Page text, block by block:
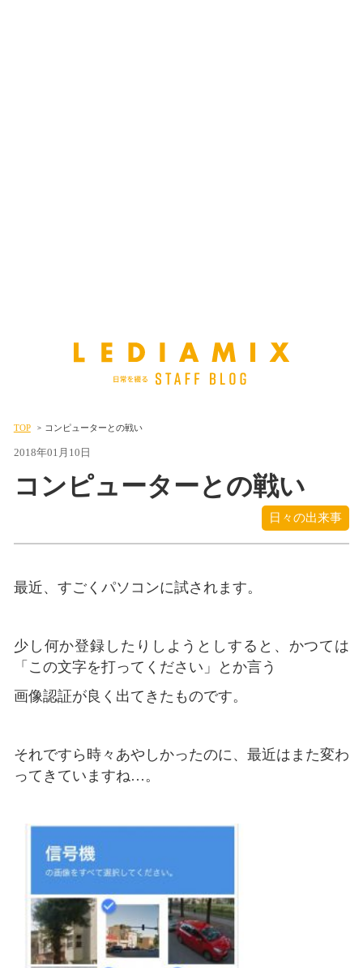
TOP コンピューターとの戦い
2018年01月10日
コンピューターとの戦い
日々の出来事
最近、すごくパソコンに試されます。
少し何か登録したりしようとしすると、かつては
「この文字を打ってください」とか言う
画像認証が良く出てきたものです。
それですら時々あやしかったのに、最近はまた変わ
ってきていますね…。